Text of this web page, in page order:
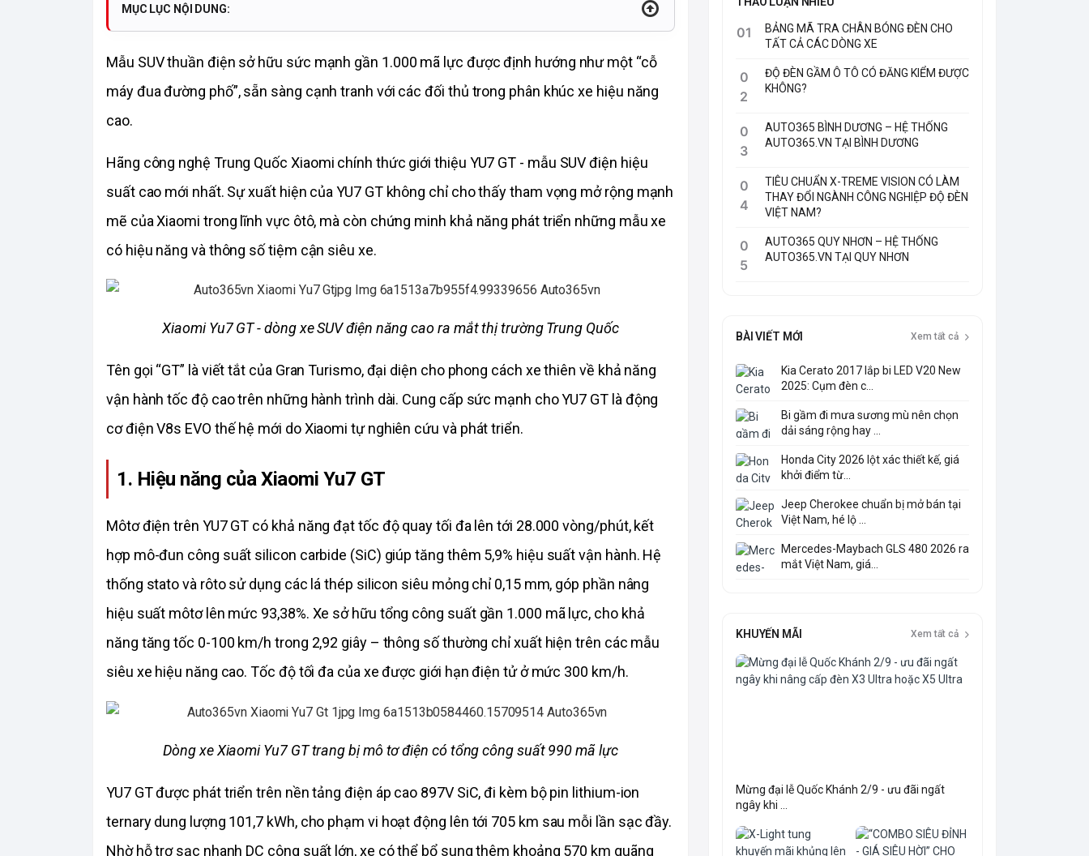
MỤC LỤC NỘI DUNG:
Mẫu SUV thuần điện sở hữu sức mạnh gần 1.000 mã lực được định hướng như một “cỗ
máy đua đường phố”, sẵn sàng cạnh tranh với các đối thủ trong phân khúc xe hiệu năng
cao.
Hãng công nghệ Trung Quốc Xiaomi chính thức giới thiệu YU7 GT - mẫu SUV điện hiệu
suất cao mới nhất. Sự xuất hiện của YU7 GT không chỉ cho thấy tham vọng mở rộng mạnh
mẽ của Xiaomi trong lĩnh vực ôtô, mà còn chứng minh khả năng phát triển những mẫu xe
có hiệu năng và thông số tiệm cận siêu xe.
Xiaomi Yu7 GT - dòng xe SUV điện năng cao ra mắt thị trường Trung Quốc
Tên gọi “GT” là viết tắt của Gran Turismo, đại diện cho phong cách xe thiên về khả năng
vận hành tốc độ cao trên những hành trình dài. Cung cấp sức mạnh cho YU7 GT là động
cơ điện V8s EVO thế hệ mới do Xiaomi tự nghiên cứu và phát triển.
1. Hiệu năng của Xiaomi Yu7 GT
Môtơ điện trên YU7 GT có khả năng đạt tốc độ quay tối đa lên tới 28.000 vòng/phút, kết
hợp mô-đun công suất silicon carbide (SiC) giúp tăng thêm 5,9% hiệu suất vận hành. Hệ
thống stato và rôto sử dụng các lá thép silicon siêu mỏng chỉ 0,15 mm, góp phần nâng
hiệu suất môtơ lên mức 93,38%. Xe sở hữu tổng công suất gần 1.000 mã lực, cho khả
năng tăng tốc 0-100 km/h trong 2,92 giây – thông số thường chỉ xuất hiện trên các mẫu
siêu xe hiệu năng cao. Tốc độ tối đa của xe được giới hạn điện tử ở mức 300 km/h.
Dòng xe Xiaomi Yu7 GT trang bị mô tơ điện có tổng công suất 990 mã lực
YU7 GT được phát triển trên nền tảng điện áp cao 897V SiC, đi kèm bộ pin lithium-ion
ternary dung lượng 101,7 kWh, cho phạm vi hoạt động lên tới 705 km sau mỗi lần sạc đầy.
Nhờ hỗ trợ sạc nhanh DC công suất lớn, xe có thể bổ sung thêm khoảng 570 km quãng
01
BẢNG MÃ TRA CHÂN BÓNG ĐÈN CHO
TẤT CẢ CÁC DÒNG XE
0
2
ĐỘ ĐÈN GẦM Ô TÔ CÓ ĐĂNG KIỂM ĐƯỢC
KHÔNG?
0
3
AUTO365 BÌNH DƯƠNG – HỆ THỐNG
AUTO365.VN TẠI BÌNH DƯƠNG
0
4
TIÊU CHUẨN X-TREME VISION CÓ LÀM
THAY ĐỔI NGÀNH CÔNG NGHIỆP ĐỘ ĐÈN
VIỆT NAM?
0
5
AUTO365 QUY NHƠN – HỆ THỐNG
AUTO365.VN TẠI QUY NHƠN
BÀI VIẾT MỚI Xem tất cả
Kia Cerato 2017 lắp bi LED V20 New
2025: Cụm đèn c...
Bi gầm đi mưa sương mù nên chọn
dải sáng rộng hay ...
Honda City 2026 lột xác thiết kế, giá
khởi điểm từ...
Jeep Cherokee chuẩn bị mở bán tại
Việt Nam, hé lộ ...
Mercedes-Maybach GLS 480 2026 ra
mắt Việt Nam, giá...
KHUYẾN MÃI Xem tất cả
Mừng đại lễ Quốc Khánh 2/9 - ưu đãi ngất
ngây khi ...